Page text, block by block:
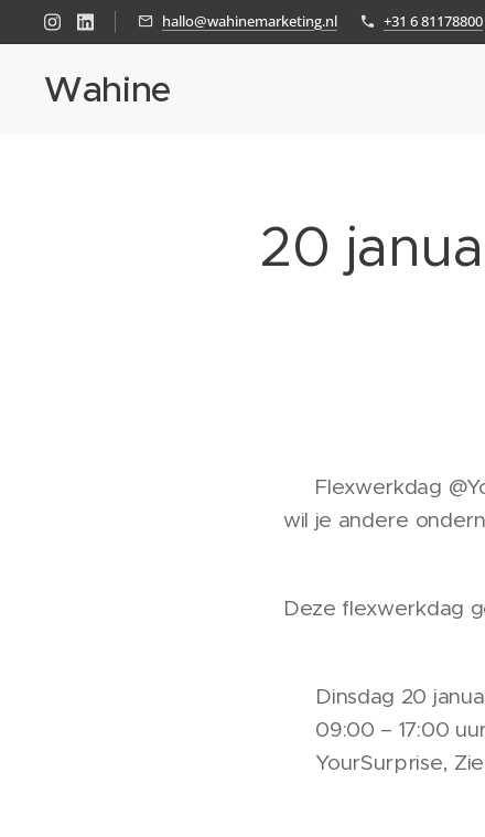
hallo@wahinemarketing.nl +31 6 81178800
Wahine
20
📍 Flexwerkdag
wil je andere
Deze flexwerkdag
🗓 Dinsdag 20
⏰ 09:00 – 17:00
📍 YourSurprise,